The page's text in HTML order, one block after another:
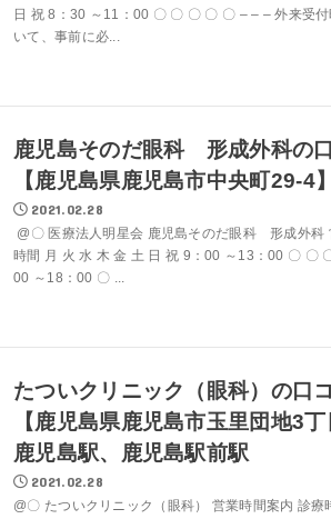
日 祝 8：30 ～11：00 〇 〇 〇 〇 〇 – – – 外来受
いて、事前に必...
鹿児島そのだ眼科 形成外科の
【鹿児島県鹿児島市中央町29-4
2021.02.28
@〇 医療法人明星会 鹿児島そのだ眼科 形成外科
時間 月 火 水 木 金 土 日 祝 9：00 ～13：00 〇 〇
00 ～18：00 〇 ...
たついクリニック（眼科）の口
【鹿児島県鹿児島市玉里団地3丁
鹿児島駅、鹿児島駅前駅
2021.02.28
@〇 たついクリニック（眼科） 営業時間案内 診療